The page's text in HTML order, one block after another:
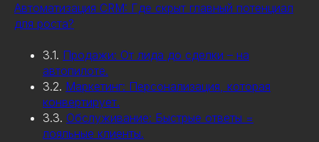
Автоматизация CRM: Где скрыт главный потенциал
для роста?
3.1. Продажи: От лида до сделки – на
автопилоте.
3.2. Маркетинг: Персонализация, которая
конвертирует.
3.3. Обслуживание: Быстрые ответы =
лояльные клиенты.